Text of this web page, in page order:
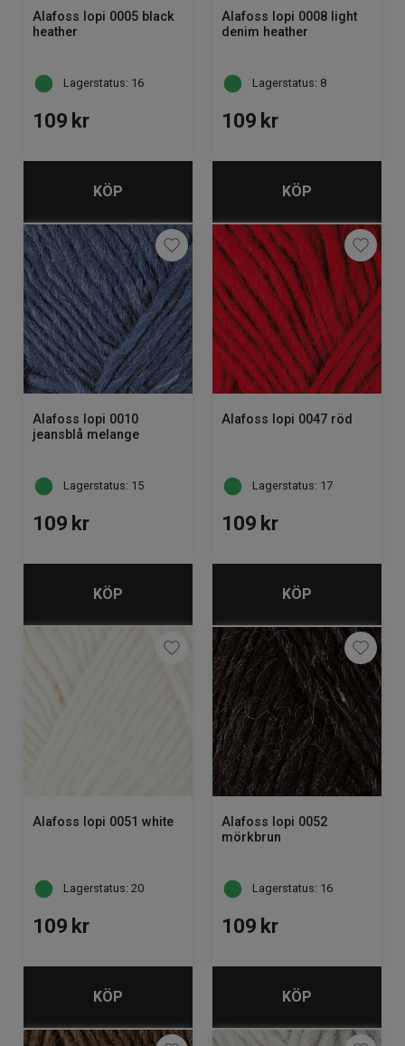
Alafoss lopi 0005 black
heather
Lagerstatus: 16
109 kr
KÖP
Alafoss lopi 0008 light
denim heather
Lagerstatus: 8
109 kr
KÖP
Alafoss lopi 0010
jeansblå melange
Lagerstatus: 15
109 kr
KÖP
Alafoss lopi 0047 röd
Lagerstatus: 17
109 kr
KÖP
Alafoss lopi 0051 white
Lagerstatus: 20
109 kr
KÖP
Alafoss lopi 0052
mörkbrun
Lagerstatus: 16
109 kr
KÖP